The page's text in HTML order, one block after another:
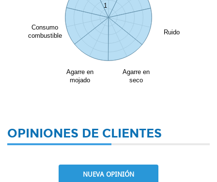
Ruido
Agarre en
seco
Agarre en
mojado
Consumo
combustible
1
OPINIONES DE CLIENTES
NUEVA OPINIÓN